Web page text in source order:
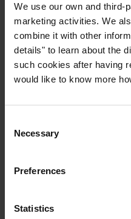
We use our own and third-
marketing activities. We
combine it with other
details" to learn about the
such cookies after having
would like to know more
Selection
Necessary
Preferences
Statistics